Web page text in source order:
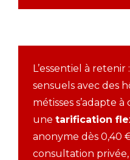
L’essentiel à retenir
sensuels avec des
métisses s’adapte
une tarification
anonyme dès 0,40
consultation privée,